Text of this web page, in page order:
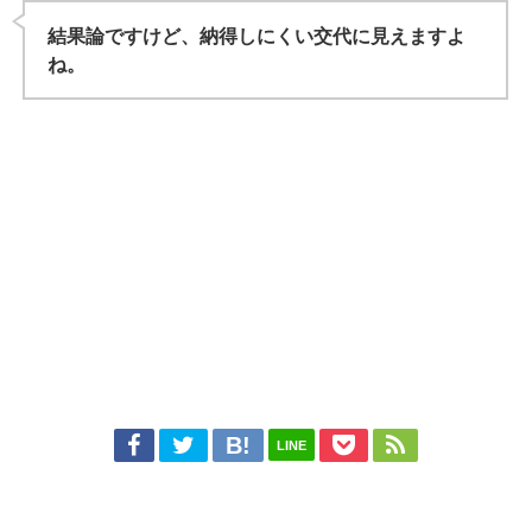
結果論ですけど、納得しにくい交代に見えますよ
ね。
LINE